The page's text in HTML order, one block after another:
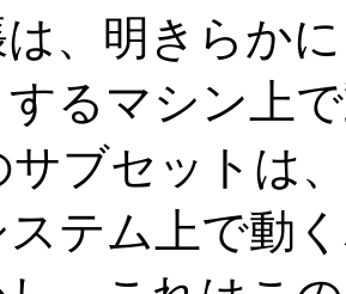
、明きらか
るマシン上
サブセットは
ステム上で動